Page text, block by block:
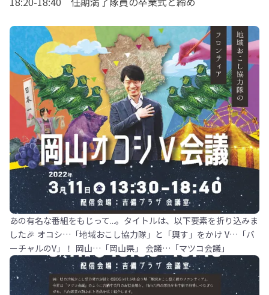
あの有名な番組をもじって...。タイトルは、以下要素を折り込みま
した🎉 オコシ…「地域おこし協力隊」と「興す」をかけ V…「バ
ーチャルのV」！ 岡山…「岡山県」 会議…「マツコ会議」